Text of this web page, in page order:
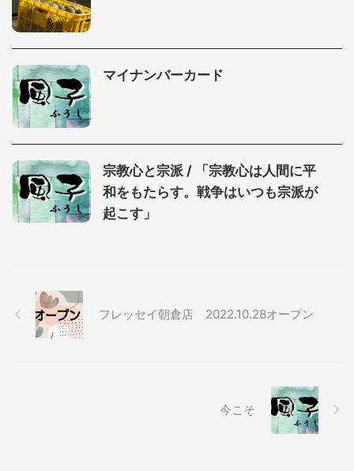
マイナンバーカード
宗教心と宗派 / 「宗教心は人間に平
和をもたらす。戦争はいつも宗派が
起こす」
フレッセイ朝倉店 2022.10.28オープン
今こそ